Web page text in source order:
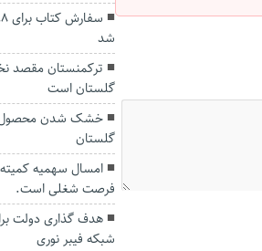
شد
ترکمنستان مقصد
گلستان است
خشک شدن محصول
گلستان
فرصت شغلی است.
شبکه فیبر نوری